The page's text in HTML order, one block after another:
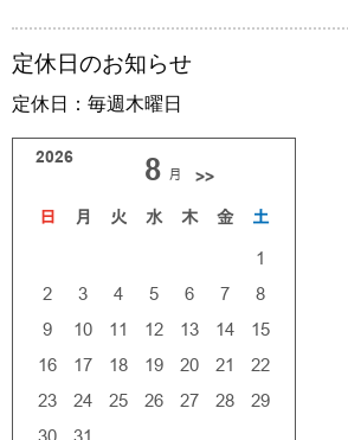
定休日のお知らせ
定休日：毎週木曜日